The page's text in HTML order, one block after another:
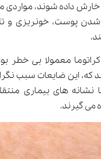
داده شوند، مواردی
پوست، خونریزی و
معمولا بی خطر
که، این ضایعات سبب
نشانه های بیماری
می گیرند.